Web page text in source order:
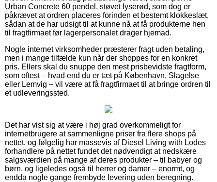
Urban Concrete 60 pendel, støvet lyserød, som dog er
påkrævet at ordren placeres forinden et bestemt klokkeslæt,
sådan at de har udsigt til at kunne nå at få produkterne hen
til fragtfirmaet før lagerpersonalet drager hjemad.
Nogle internet virksomheder præsterer fragt uden betaling,
men i mange tilfælde kun når der shoppes for en konkret
pris. Ellers skal du snuppe den mest prisbevidste fragtform,
som oftest – hvad end du er tæt på København, Slagelse
eller Lemvig – vil være at få fragtfirmaet til at bringe ordren til
et udleveringssted.
Det har vist sig at være i høj grad overkommeligt for
internetbrugere at sammenligne priser fra flere shops på
nettet, og følgelig har massevis af Diesel Living with Lodes
forhandlere på nettet fundet det nødvendigt at nedskære
salgsværdien på mange af deres produkter – til babyer og
børn, og ligeledes også til herrer og damer – enormt, og
endda nogle gange frembyde levering uden beregning.